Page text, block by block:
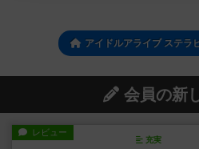
アイドルアライブ ステラ
会員の新
レビュー
充実